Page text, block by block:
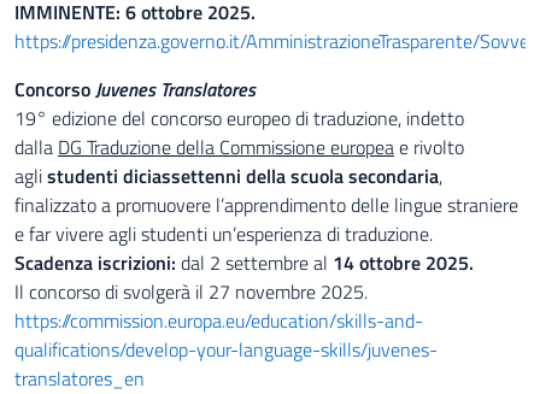
IMMINENTE: 6 ottobre 2025.
https://presidenza.governo.it/AmministrazioneTrasparente/
ConcorsoJuvenes Translatores
19° edizione del concorso europeo di traduzione, indetto
dalla DG Traduzione della Commissione europeae rivolto
aglistudenti diciassettenni della scuola secondaria,
finalizzato a promuovere l’apprendimento delle lingue straniere
e far vivere agli studenti un’esperienza di traduzione.
Scadenza iscrizioni: dal 2 settembre al 14 ottobre 2025.
Il concorso di svolgerà il 27 novembre 2025.
https://commission.europa.eu/education/skills-and-
qualifications/develop-your-language-skills/juvenes-
translatores_en